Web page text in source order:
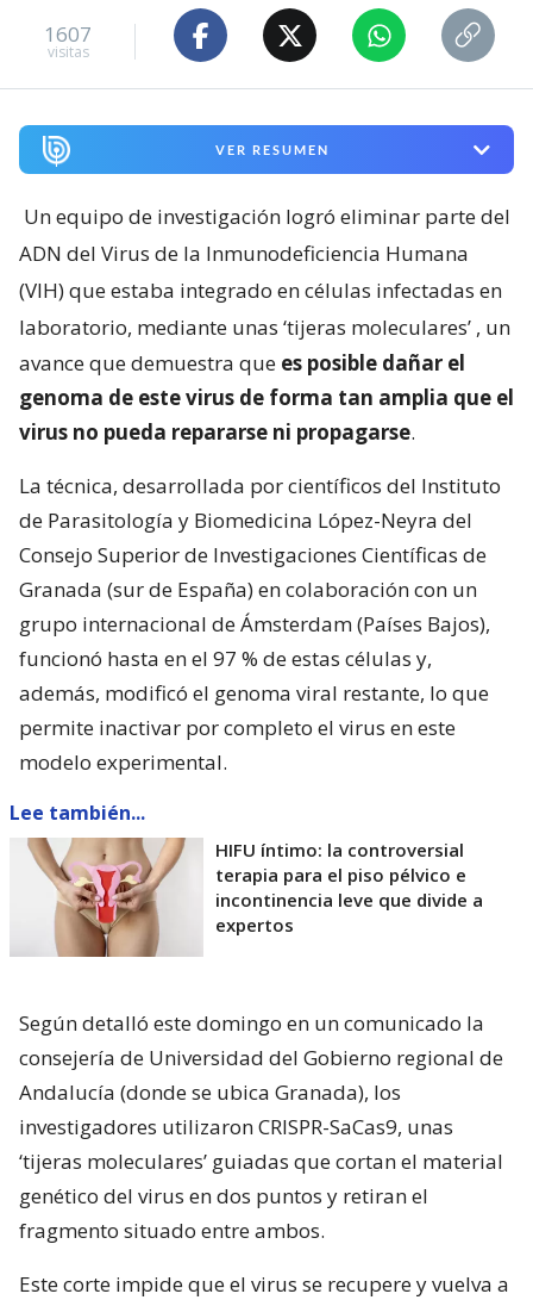
1607
visitas
VER RESUMEN
Un equipo de investigación logró eliminar parte del
ADN del Virus de la Inmunodeficiencia Humana
(VIH) que estaba integrado en células infectadas en
laboratorio, mediante unas ‘tijeras moleculares’ , un
avance que demuestra que es posible dañar el
genoma de este virus de forma tan amplia que el
virus no pueda repararse ni propagarse.
La técnica, desarrollada por científicos del Instituto
de Parasitología y Biomedicina López-Neyra del
Consejo Superior de Investigaciones Científicas de
Granada (sur de España) en colaboración con un
grupo internacional de Ámsterdam (Países Bajos),
funcionó hasta en el 97 % de estas células y,
además, modificó el genoma viral restante, lo que
permite inactivar por completo el virus en este
modelo experimental.
Lee también...
HIFU íntimo: la controversial
terapia para el piso pélvico e
incontinencia leve que divide a
expertos
Según detalló este domingo en un comunicado la
consejería de Universidad del Gobierno regional de
Andalucía (donde se ubica Granada), los
investigadores utilizaron CRISPR-SaCas9, unas
‘tijeras moleculares’ guiadas que cortan el material
genético del virus en dos puntos y retiran el
fragmento situado entre ambos.
Este corte impide que el virus se recupere y vuelva a